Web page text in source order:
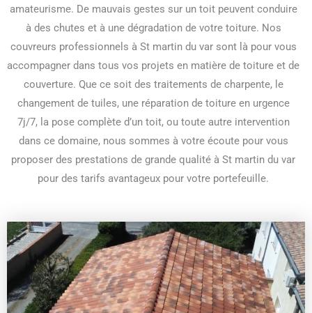
amateurisme. De mauvais gestes sur un toit peuvent conduire
à des chutes et à une dégradation de votre toiture. Nos
couvreurs professionnels à St martin du var sont là pour vous
accompagner dans tous vos projets en matière de toiture et de
couverture. Que ce soit des traitements de charpente, le
changement de tuiles, une réparation de toiture en urgence
7j/7, la pose complète d’un toit, ou toute autre intervention
dans ce domaine, nous sommes à votre écoute pour vous
proposer des prestations de grande qualité à St martin du var
pour des tarifs avantageux pour votre portefeuille.